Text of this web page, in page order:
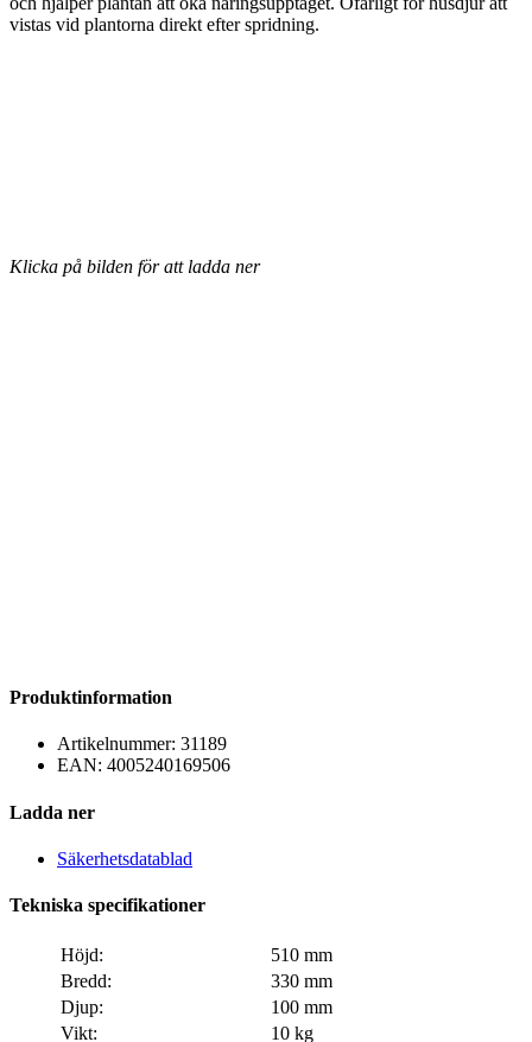
vistas vid plantorna direkt efter spridning.
Klicka på bilden för att ladda ner
Produktinformation
Artikelnummer: 31189
EAN: 4005240169506
Ladda ner
Säkerhetsdatablad
Tekniska specifikationer
Höjd:
510 mm
Bredd:
330 mm
Djup:
100 mm
Vikt:
10 kg